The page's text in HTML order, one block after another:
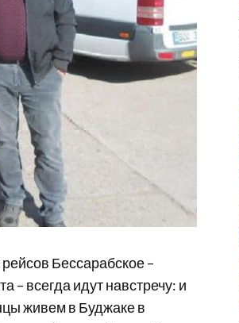
Бессарабское –
– всегда идут навстречу: и
живем в Буджаке в